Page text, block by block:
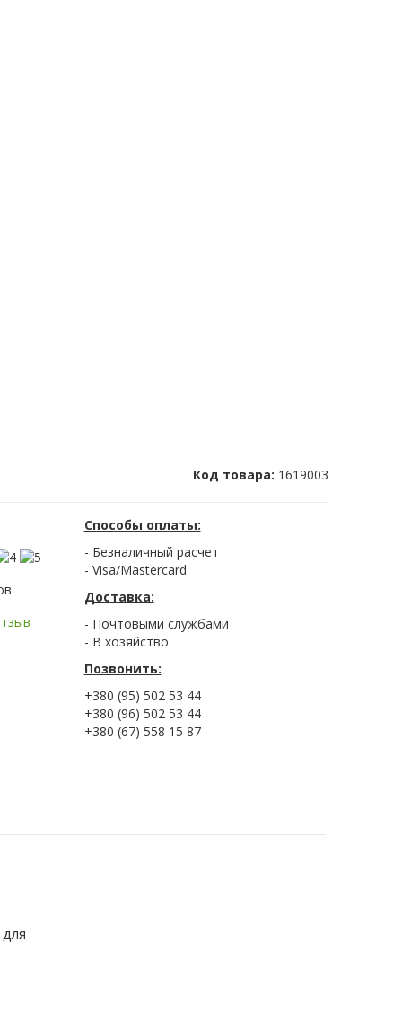
Код товара: 1619003
Способы оплаты:
- Безналичный расчет
- Visa/Mastercard
Доставка:
- Почтовыми службами
- В хозяйство
Позвонить:
+380 (95) 502 53 44
+380 (96) 502 53 44
+380 (67) 558 15 87